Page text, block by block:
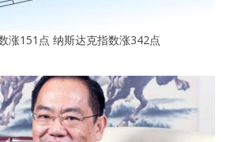
涨151点 纳斯达克指数涨342点